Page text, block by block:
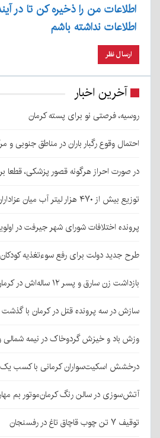
اطلاعات من را ذخیره کن تا در
اطلاعات نداشته باشم
آخرین اخبار
روسیه، فرصتی نو برای پسته کرمان
احتمال وقوع رگبار باران در مناطق جنوبی و
در صورت احراز هرگونه قصور پزشکی، قطعا
توزیع بیش از ۴۷۰ هزار لیتر آب میان عزاداران جامانده اربعین در کرمان
پرونده اختلافات شورای شهر جیرفت در
طرح جدید دولت برای رفع سوءتغذیه
بازداشت زن سارق و پسر ۱۲ ساله‌اش در کرمان
سازش در سه پرونده قتل در کرمان با گذشت
وزش باد و خیزش گردوخاک در نیمه شمالی
درخشش اسکیت‌سواران کرمانی با کسب
آتش‌سوزی در سالن رنگ کرمان‌موتور بم
توقیف ۷ تن چوب قاچاق تاغ در رفسنجان